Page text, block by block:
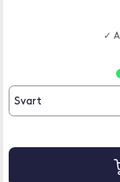
✓
Svart